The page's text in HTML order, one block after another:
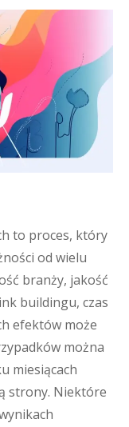
to proces, który
od wielu
branży, jakość
buildingu, czas
efektów może
można
miesiącach
strony. Niektóre